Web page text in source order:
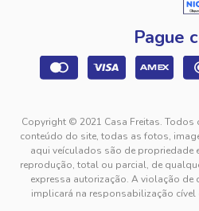
Pague
Copyright © 2021 Casa Freitas.
conteúdo do site, todas as fotos,
aqui veículados são de propriedade
reprodução, total ou parcial, de
expressa autorização. A violação
implicará na responsabilização cível